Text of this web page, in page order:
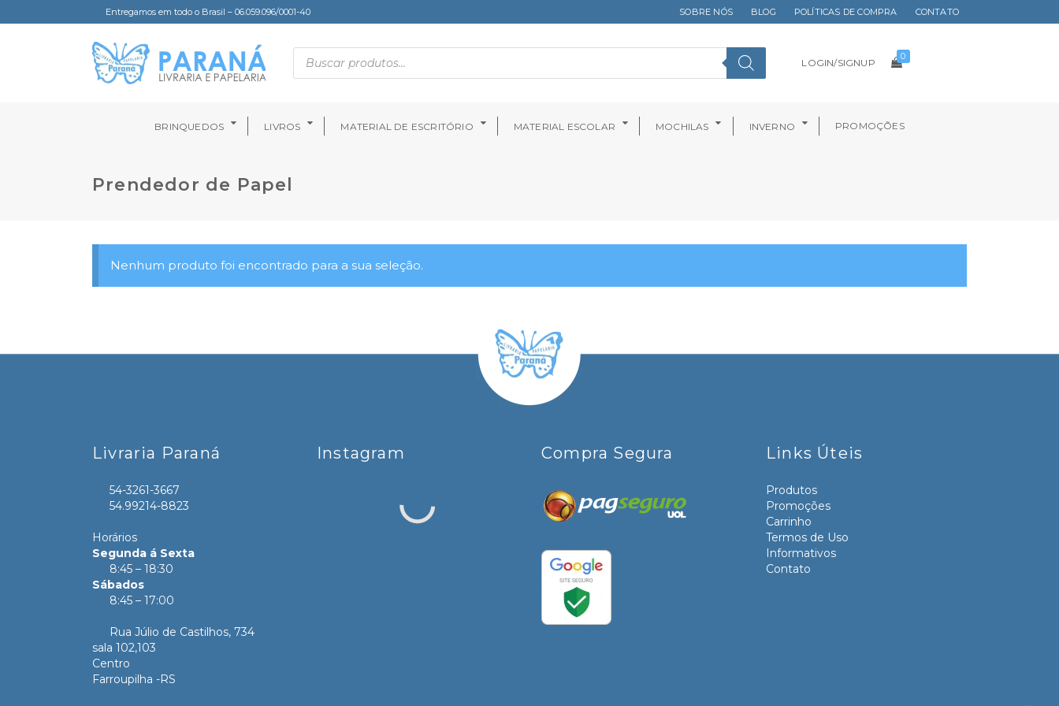
Entregamos em todo o Brasil – 06.059.096/0001-40 SOBRE NÓS BLOG POLÍTICAS DE COMPRA CONTATO
LOGIN/SIGNUP
0
BRINQUEDOS LIVROS MATERIAL DE ESCRITÓRIO MATERIAL ESCOLAR MOCHILAS INVERNO PROMOÇÕES
Prendedor de Papel
Nenhum produto foi encontrado para a sua seleção.
Livraria Paraná
54-3261-3667
54.99214-8823
Horários
Segunda á Sexta
8:45 – 18:30
Sábados
8:45 – 17:00
Rua Júlio de Castilhos, 734
sala 102,103
Centro
Farroupilha -RS
Instagram Compra Segura Links Úteis
Produtos
Promoções
Carrinho
Termos de Uso
Informativos
Contato